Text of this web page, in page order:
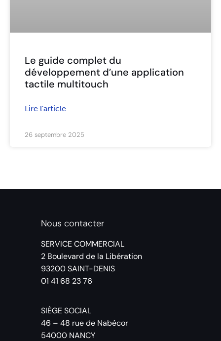
Le guide complet du
développement d’une application
tactile multitouch
Lire l'article
26 septembre 2025
Nous contacter
SERVICE COMMERCIAL
2 Boulevard de la Libération
93200 SAINT-DENIS
01 41 68 23 76
SIÈGE SOCIAL
46 – 48 rue de Nabécor
54000 NANCY